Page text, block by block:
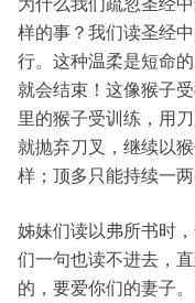
样的事？我们读圣经
行。这种温柔是短命
就会结束！这像猴子
里的猴子受训练，用
就抛弃刀叉，继续以
样；顶多只能持续一两
姊妹们读以弗所书时
们一句也读不进去，
的，要爱你们的妻子